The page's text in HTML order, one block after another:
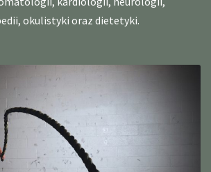
okulistyki oraz dietetyki.